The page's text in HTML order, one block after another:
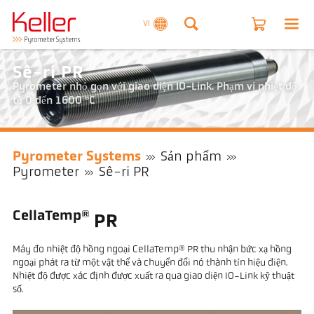
VI
Sê-ri PR
Pyrometer nhỏ gọn với giao diện IO-Link. Phạm vi nhiệt độ
từ 0 đến 1600 °C
Pyrometer Systems
Sản phẩm
Pyrometer
Sê-ri PR
CellaTemp® PR
Máy đo nhiệt độ hồng ngoại CellaTemp® PR thu nhận bức xạ hồng
ngoại phát ra từ một vật thể và chuyển đổi nó thành tín hiệu điện.
Nhiệt độ được xác định được xuất ra qua giao diện IO-Link kỹ thuật
số.